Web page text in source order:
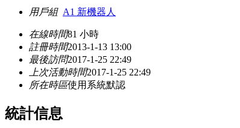
用戶組 A1 新機器人
在線時間81 小時
註冊時間2013-1-13 13:00
最後訪問2017-1-25 22:49
上次活動時間2017-1-25 22:49
所在時區使用系統默認
統計信息